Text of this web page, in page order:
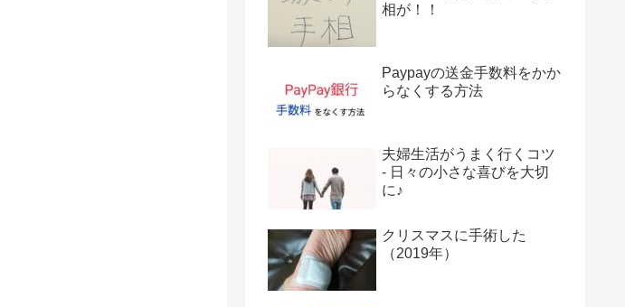
相が！！
Paypayの送金手数料をかか
らなくする方法
夫婦生活がうまく行くコツ
- 日々の小さな喜びを大切
に♪
クリスマスに手術した
（2019年）